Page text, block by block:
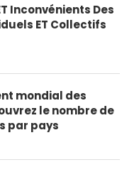
Inconvénients Des
ET Collectifs
mondial des
le nombre de
par pays